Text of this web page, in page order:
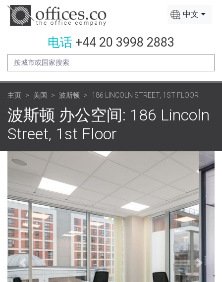
中文
电话 +44 20 3998 2883
主页 美国 波斯顿 186 LINCOLN STREET, 1ST FLOOR
波斯顿 办公空间: 186 Lincoln
Street, 1st Floor